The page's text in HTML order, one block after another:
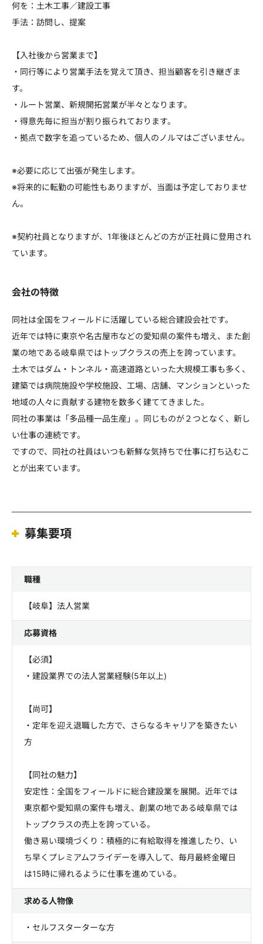
何を：土木工事／建設工事
手法：訪問し、提案
【入社後から営業まで】
・同行等により営業手法を覚えて頂き、担当顧客を引き継ぎま
す。
・ルート営業、新規開拓営業が半々となります。
・得意先毎に担当が割り振られております。
・拠点で数字を追っているため、個人のノルマはございません。
※必要に応じて出張が発生します。
※将来的に転勤の可能性もありますが、当面は予定しておりませ
ん。
※契約社員となりますが、1年後ほとんどの方が正社員に登用され
ています。
会社の特徴
同社は全国をフィールドに活躍している総合建設会社です。
近年では特に東京や名古屋市などの愛知県の案件も増え、また創
業の地である岐阜県ではトップクラスの売上を誇っています。
土木ではダム・トンネル・高速道路といった大規模工事も多く、
建築では病院施設や学校施設、工場、店舗、マンションといった
地域の人々に貢献する建物を数多く建ててきました。
同社の事業は「多品種一品生産」。同じものが２つとなく、新し
い仕事の連続です。
ですので、同社の社員はいつも新鮮な気持ちで仕事に打ち込むこ
とが出来ています。
募集要項
職種
【岐阜】法人営業
応募資格
【必須】
・建設業界での法人営業経験(5年以上)
【尚可】
・定年を迎え退職した方で、さらなるキャリアを築きたい
方
【同社の魅力】
安定性：全国をフィールドに総合建設業を展開。近年では
東京都や愛知県の案件も増え、創業の地である岐阜県では
トップクラスの売上を誇っている。
働き易い環境づくり：積極的に有給取得を推進したり、い
ち早くプレミアムフライデーを導入して、毎月最終金曜日
は15時に帰れるように仕事を進めている。
求める人物像
・セルフスターターな方